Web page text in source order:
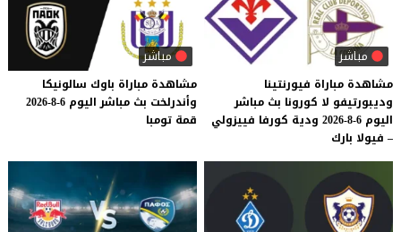
مباشر
مشاهدة مباراة فيورنتينا
وديبورتيفو لا كورونا بث مباشر
اليوم 6-8-2026 ودية كورفا فييزولي
– فيولا بارك
مباشر
مشاهدة مباراة باوك سالونيكا
وأندرلخت بث مباشر اليوم 6-8-2026
قمة تومبا